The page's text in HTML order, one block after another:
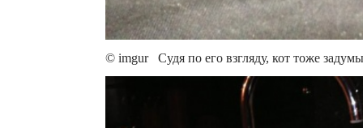
© imgur Судя по его взгляду, кот тоже